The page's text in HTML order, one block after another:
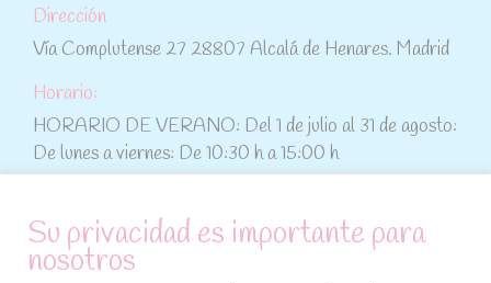
Dirección
Vía Complutense 27 28807 Alcalá de Henares. Madrid
Horario:
HORARIO DE VERANO: Del 1 de julio al 31 de agosto:
De lunes a viernes: De 10:30 h a 15:00 h
ATENCIÓN AL CLIENTE
Condiciones de compra
Su privacidad es importante para
nosotros